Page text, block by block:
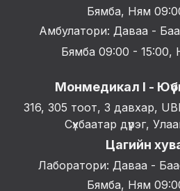
Бямба, Ням
Амбулатори: Даваа -
Бямба 09:00 - 15:00,
Монмедикал I -
316, 305 тоот, 3 давхар,
Сүхбаатар дүүрэг,
Цагийн
Лаборатори: Даваа -
Бямба, Ням